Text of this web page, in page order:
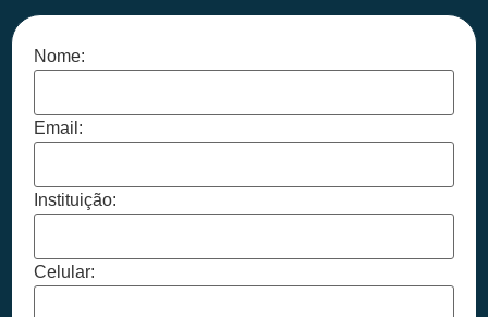
Nome:
Email:
Instituição:
Celular: